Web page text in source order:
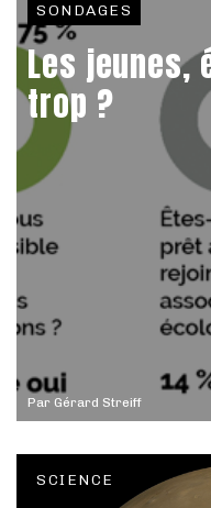
Par Gérard Streiff
SONDAGES
Les jeunes,
trop ?
SCIENCE